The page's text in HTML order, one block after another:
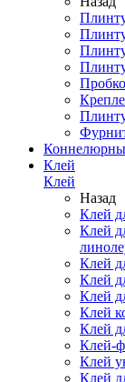
Клей
Клей
Назад
Клей
Клей
Клей
Клей
Клей
Клей
Клей
Клей-
Клей
Клей